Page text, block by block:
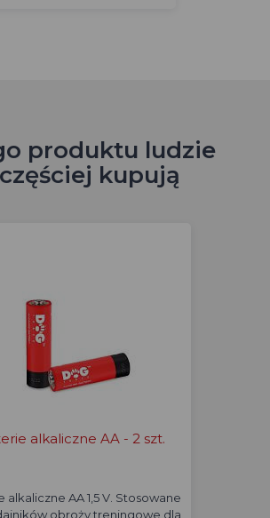
produktu ludzie
kupują
alkaliczne AA - 2 szt.
alkaliczne AA 1,5 V. Stosowane
obroży treningowe dla